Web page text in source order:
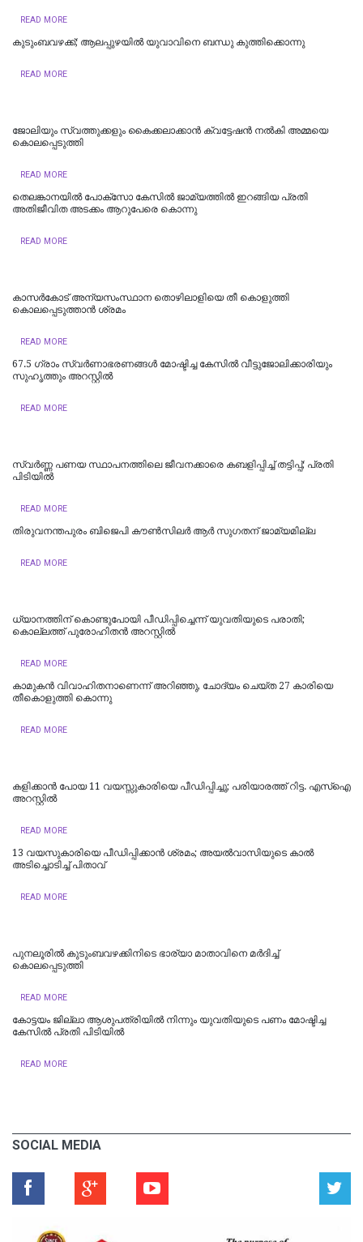
READ MORE
കുടുംബവഴക്ക്; ആലപ്പുഴയില്‍ യുവാവിനെ ബന്ധു കുത്തിക്കൊന്നു
READ MORE
ജോലിയും സ്വത്തുക്കളും കൈക്കലാക്കാൻ ക്വട്ടേഷൻ നൽകി അമ്മയെ
കൊലപ്പെടുത്തി
READ MORE
തെലങ്കാനയിൽ പോക്‌സോ കേസില്‍ ജാമ്യത്തില്‍ ഇറങ്ങിയ പ്രതി
അതിജീവിത അടക്കം ആറുപേരെ കൊന്നു
READ MORE
കാസര്‍കോട് അന്യസംസ്ഥാന തൊഴിലാളിയെ തീ കൊളുത്തി
കൊലപ്പെടുത്താന്‍ ശ്രമം
READ MORE
67.5 ഗ്രാം സ്വർണാഭരണങ്ങൾ മോഷ്ടിച്ച കേസിൽ വീട്ടുജോലിക്കാരിയും
സുഹൃത്തും അറസ്റ്റിൽ
READ MORE
സ്വർണ്ണ പണയ സ്ഥാപനത്തിലെ ജീവനക്കാരെ കബളിപ്പിച്ച് തട്ടിപ്പ്; പ്രതി
പിടിയില്‍
READ MORE
തിരുവനന്തപുരം ബിജെപി കൗൺസിലർ ആർ സുഗതന് ജാമ്യമില്ല
READ MORE
ധ്യാനത്തിന് കൊണ്ടുപോയി പീഡിപ്പിച്ചെന്ന് യുവതിയുടെ പരാതി;
കൊല്ലത്ത് പുരോഹിതന്‍ അറസ്റ്റില്‍
READ MORE
കാമുകൻ വിവാഹിതനാണെന്ന് അറിഞ്ഞു, ചോദ്യം ചെയ്ത 27 കാരിയെ
തീകൊളുത്തി കൊന്നു
READ MORE
കളിക്കാൻ പോയ 11 വയസ്സുകാരിയെ പീഡിപ്പിച്ചു; പരിയാരത്ത് റിട്ട. എസ്ഐ
അറസ്റ്റിൽ
READ MORE
13 വയസുകാരിയെ പീഡിപ്പിക്കാൻ ശ്രമം; അയല്‍വാസിയുടെ കാല്‍
അടിച്ചൊടിച്ച് പിതാവ്
READ MORE
പുനലൂരിൽ കുടുംബവഴക്കിനിടെ ഭാര്യാ മാതാവിനെ മർദിച്ച്
കൊലപ്പെടുത്തി
READ MORE
കോട്ടയം ജില്ലാ ആശുപത്രിയിൽ നിന്നും യുവതിയുടെ പണം മോഷ്ടിച്ച
കേസിൽ പ്രതി പിടിയിൽ
READ MORE
SOCIAL MEDIA